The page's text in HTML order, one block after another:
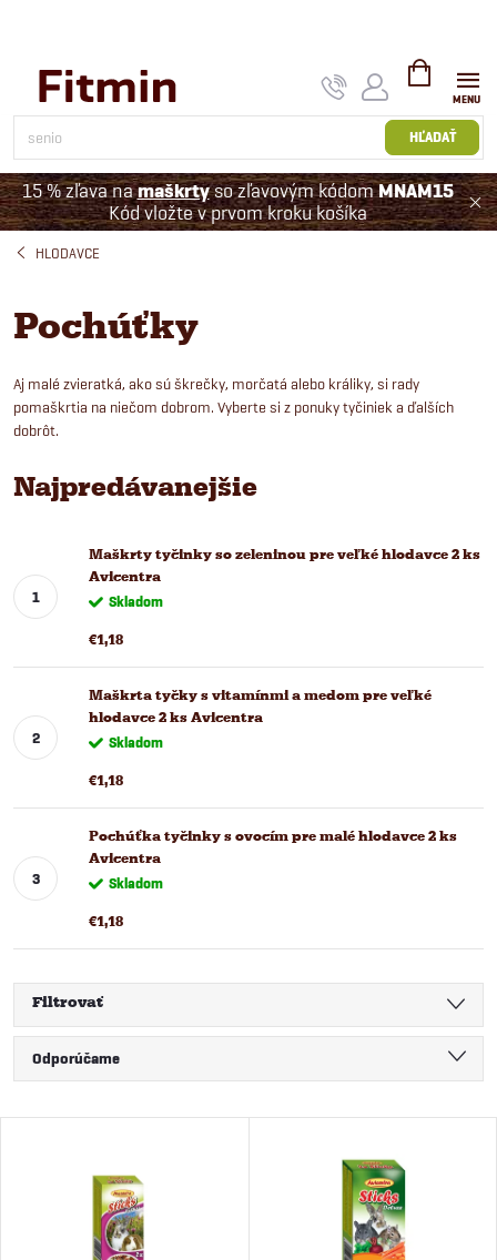
HĽADAŤ
NÁKUPNÝ
KOŠÍK
15 % zľava namaškrtyso zľavovým kódomMNAM15
Kód vložte v prvom kroku košíka
HLODAVCE
Pochúťky
Aj malé zvieratká, ako sú škrečky, morčatá alebo králiky, si rady
pomaškrtia na niečom dobrom. Vyberte si z ponuky tyčiniek a ďalších
dobrôt.
Najpredávanejšie
Maškrty tyčinky so zeleninou pre veľké hlodavce 2 ks
Avicentra
Skladom
€1,18
Maškrta tyčky s vitamínmi a medom pre veľké
hlodavce 2 ks Avicentra
Skladom
€1,18
Pochúťka tyčinky s ovocím pre malé hlodavce 2 ks
Avicentra
Skladom
€1,18
Filtrovať
R
a
Odporúčame
Najpredávanejšie
Abecedne